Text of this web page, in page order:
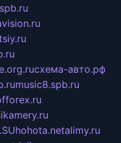
схема-авто.рф
music8.spb.ru
hohota.netalimy.ru